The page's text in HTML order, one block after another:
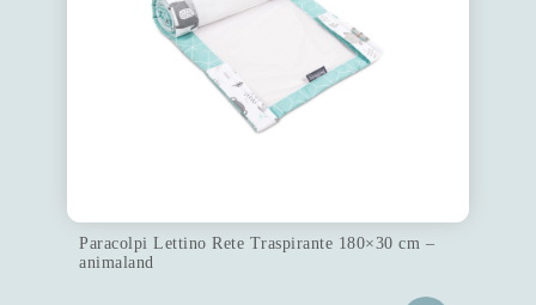
Paracolpi Lettino Rete Traspirante 180×30 cm –
animaland